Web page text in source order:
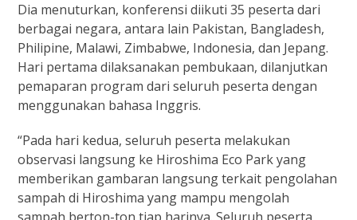
Dia menuturkan, konferensi diikuti 35 peserta dari
berbagai negara, antara lain Pakistan, Bangladesh,
Philipine, Malawi, Zimbabwe, Indonesia, dan Jepang.
Hari pertama dilaksanakan pembukaan, dilanjutkan
pemaparan program dari seluruh peserta dengan
menggunakan bahasa Inggris.
“Pada hari kedua, seluruh peserta melakukan
observasi langsung ke Hiroshima Eco Park yang
memberikan gambaran langsung terkait pengolahan
sampah di Hiroshima yang mampu mengolah